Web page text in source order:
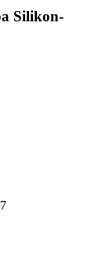
Silikon-